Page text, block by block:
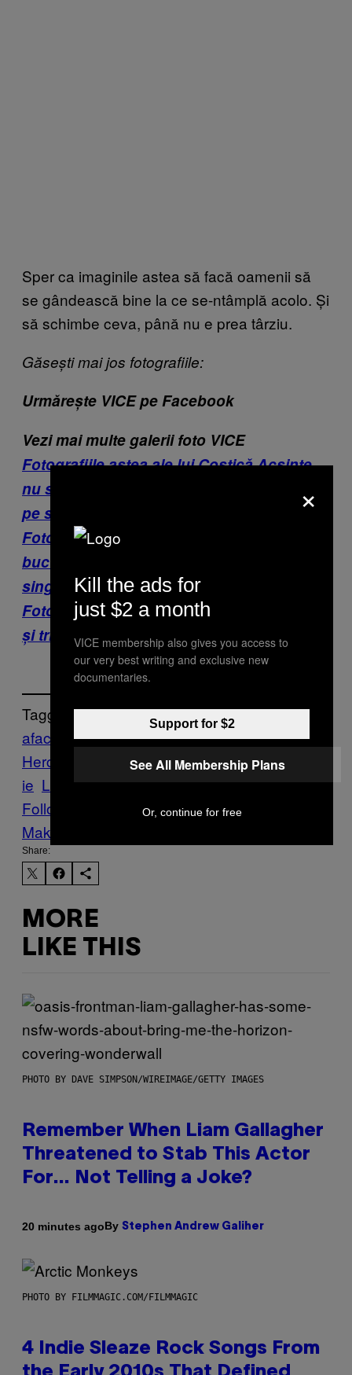
Sper ca imaginile astea să facă oamenii să
se gândească bine la ce se-ntâmplă acolo. Și
să schimbe ceva, până nu e prea târziu.
Găsești mai jos fotografiile:
Urmărește VICE pe Facebook
Vezi mai multe galerii foto VICE
Fotografiile astea ale lui Costică Acsinte
nu sunt ca cele pe care le avea bunică-ta
pe sobă
Fotografiile astea din garsoniere
bucureştene îţi arată câte lumi sunt într-un
singur bloc
Fotografiile astea îți arată tot ce e frumos
și trist în România
Tagged:
afacere
ape termale arhitectura bail Băile
Herculane
degradare Foto fotografii investit
ie Locale turisme Vice Blog
Follow Us On Discover
Make Us Preferred In Top Stories
Share:
MORE
LIKE THIS
PHOTO BY DAVE SIMPSON/WIREIMAGE/GETTY IMAGES
Remember When Liam Gallagher
Threatened to Stab This Actor
For… Not Telling a Joke?
20 minutes agoBy Stephen Andrew Galiher
PHOTO BY FILMMAGIC.COM/FILMMAGIC
4 Indie Sleaze Rock Songs From
×
Kill the ads for
just $2 a month
VICE membership also gives you access to
our very best writing and exclusive new
documentaries.
Support for $2
See All Membership Plans
Or, continue for free